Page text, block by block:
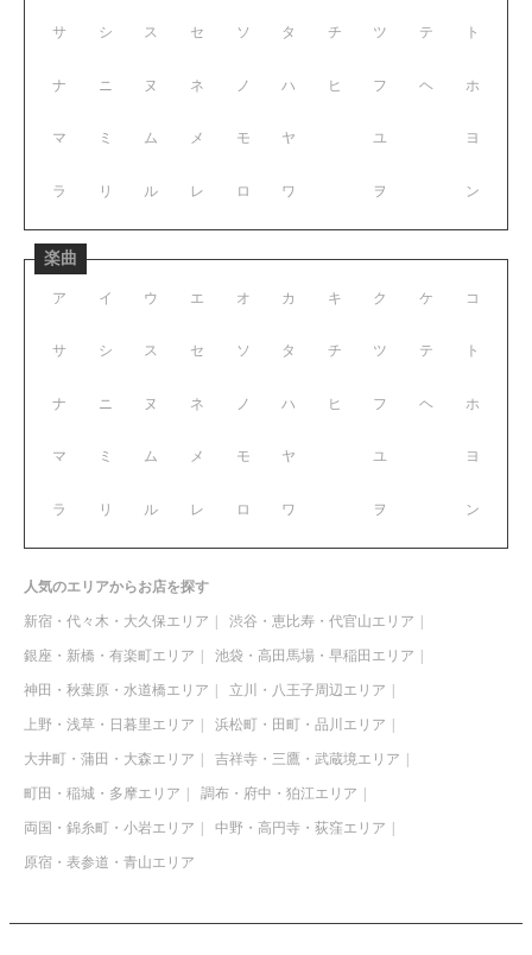
サ シ ス セ ソ
ナ ニ ヌ ネ ノ
マ ミ ム メ モ
ラ リ ル レ ロ
タ チ ツ テ ト
ハ ヒ フ ヘ ホ
ヤ ユ ヨ
ワ ヲ ン
楽曲
ア イ ウ エ オ
サ シ ス セ ソ
ナ ニ ヌ ネ ノ
マ ミ ム メ モ
ラ リ ル レ ロ
カ キ ク ケ コ
タ チ ツ テ ト
ハ ヒ フ ヘ ホ
ヤ ユ ヨ
ワ ヲ ン
人気のエリアからお店を探す
新宿・代々木・大久保エリア 渋谷・恵比寿・代官山エリア
銀座・新橋・有楽町エリア 池袋・高田馬場・早稲田エリア
神田・秋葉原・水道橋エリア 立川・八王子周辺エリア
上野・浅草・日暮里エリア 浜松町・田町・品川エリア
大井町・蒲田・大森エリア 吉祥寺・三鷹・武蔵境エリア
町田・稲城・多摩エリア 調布・府中・狛江エリア
両国・錦糸町・小岩エリア 中野・高円寺・荻窪エリア
原宿・表参道・青山エリア